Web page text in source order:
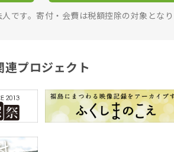
です。寄付・会費は税額控除の対象とな
連プロジェクト